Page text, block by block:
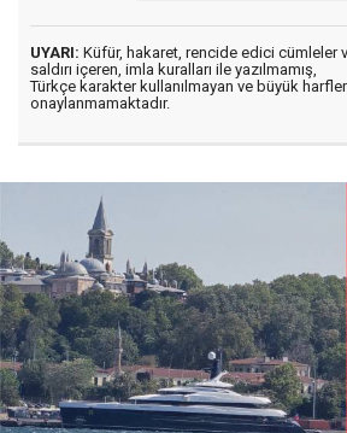
UYARI: Küfür, hakaret, rencide edici cümleler
saldırı içeren, imla kuralları ile yazılmamış,
Türkçe karakter kullanılmayan ve büyük
onaylanmamaktadır.